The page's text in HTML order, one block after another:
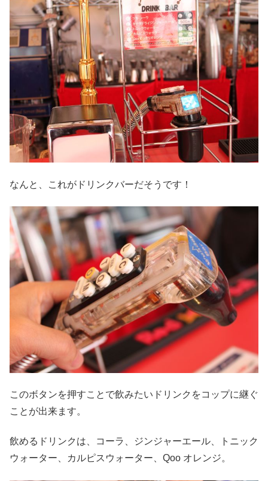
なんと、これがドリンクバーだそうです！
このボタンを押すことで飲みたいドリンクをコップに継ぐ
ことが出来ます。
飲めるドリンクは、コーラ、ジンジャーエール、トニック
ウォーター、カルピスウォーター、Qoo オレンジ。